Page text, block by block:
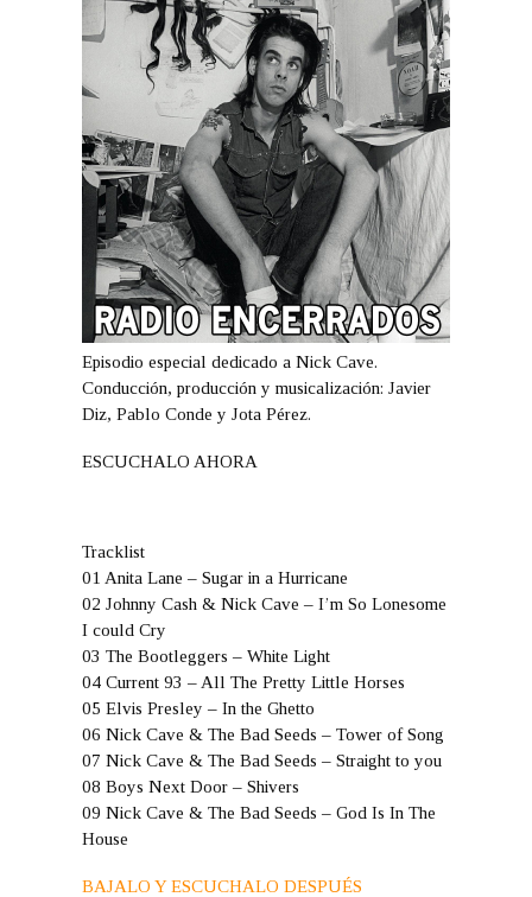
Episodio especial dedicado a Nick Cave.
Conducción, producción y musicalización: Javier
Diz, Pablo Conde y Jota Pérez.
ESCUCHALO AHORA
Tracklist
01 Anita Lane – Sugar in a Hurricane
02 Johnny Cash & Nick Cave – I’m So Lonesome
I could Cry
03 The Bootleggers – White Light
04 Current 93 – All The Pretty Little Horses
05 Elvis Presley – In the Ghetto
06 Nick Cave & The Bad Seeds – Tower of Song
07 Nick Cave & The Bad Seeds – Straight to you
08 Boys Next Door – Shivers
09 Nick Cave & The Bad Seeds – God Is In The
House
BAJALO Y ESCUCHALO DESPUÉS